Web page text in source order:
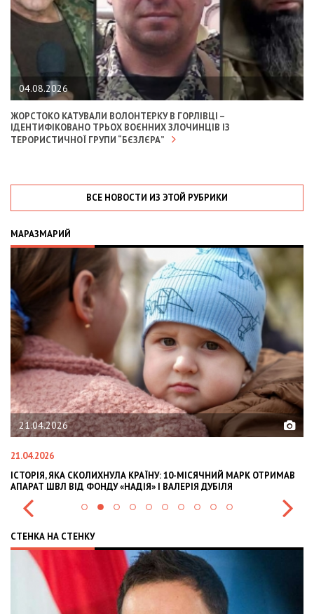
04.08.2026
ЖОРСТОКО КАТУВАЛИ ВОЛОНТЕРКУ В ГОРЛІВЦІ –
ІДЕНТИФІКОВАНО ТРЬОХ ВОЄННИХ ЗЛОЧИНЦІВ ІЗ
ТЕРОРИСТИЧНОЇ ГРУПИ “БЄЗЛЄРА”
ВСЕ НОВОСТИ ИЗ ЭТОЙ РУБРИКИ
МАРАЗМАРИЙ
КРАЇНУ: 10-МІСЯЧНИЙ МАРК ОТРИМАВ
ФОНДУ «НАДІЯ» І ВАЛЕРІЯ ДУБІЛЯ
02.02.2026
OLEKSII ABASOV:
INTERNATIONAL
СТЕНКА НА СТЕНКУ